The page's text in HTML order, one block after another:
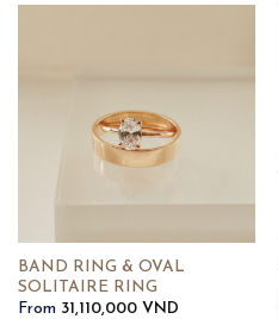
BAND RING & OVAL
SOLITAIRE RING
From 31,110,000 VND